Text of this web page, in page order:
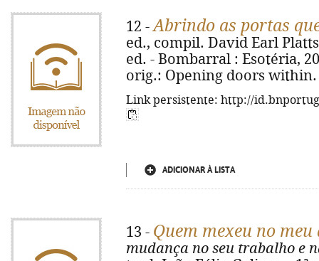
12 -Abrindo as portas
ed., compil. David Earl
ed. - Bombarral : Esotéria,
orig.: Opening doors within.
Link persistente: http://
ADICIONAR À LISTA
13 - Quem mexeu no meu
mudança no seu trabalho e